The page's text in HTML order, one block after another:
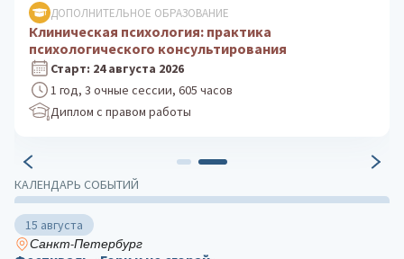
КАЛЕНДАРЬ СОБЫТИЙ
15 августа
Санкт-Петербург
ДОПОЛНИТЕЛЬНОЕ ОБРАЗОВАНИЕ
Клиническая психология: практика
психологического консультирования
Старт: 24 августа 2026
1 год, 3 очные сессии, 605 часов
Диплом с правом работы